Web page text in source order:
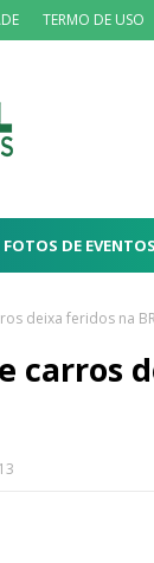
TERMO DE USO
FOTOS DE EVENTOS
deixa feridos na
carros